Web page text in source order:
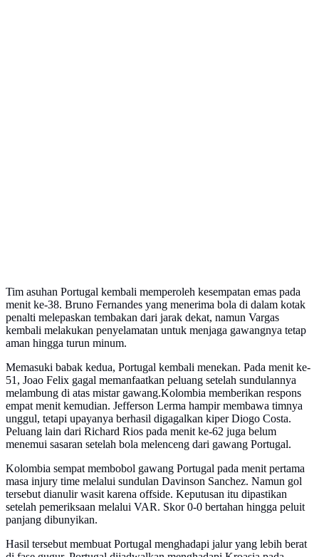
Tim asuhan Portugal kembali memperoleh kesempatan emas pada
menit ke-38. Bruno Fernandes yang menerima bola di dalam kotak
penalti melepaskan tembakan dari jarak dekat, namun Vargas
kembali melakukan penyelamatan untuk menjaga gawangnya tetap
aman hingga turun minum.
Memasuki babak kedua, Portugal kembali menekan. Pada menit ke-
51, Joao Felix gagal memanfaatkan peluang setelah sundulannya
melambung di atas mistar gawang.Kolombia memberikan respons
empat menit kemudian. Jefferson Lerma hampir membawa timnya
unggul, tetapi upayanya berhasil digagalkan kiper Diogo Costa.
Peluang lain dari Richard Rios pada menit ke-62 juga belum
menemui sasaran setelah bola melenceng dari gawang Portugal.
Kolombia sempat membobol gawang Portugal pada menit pertama
masa injury time melalui sundulan Davinson Sanchez. Namun gol
tersebut dianulir wasit karena offside. Keputusan itu dipastikan
setelah pemeriksaan melalui VAR. Skor 0-0 bertahan hingga peluit
panjang dibunyikan.
Hasil tersebut membuat Portugal menghadapi jalur yang lebih berat